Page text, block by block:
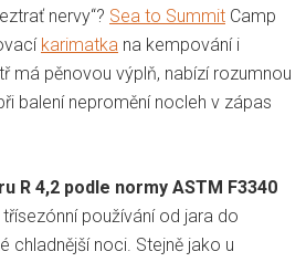
nervy“? Sea to Summit Camp
karimatka na kempování i
má pěnovou výplň, nabízí rozumnou
balení nepromění nocleh v zápas
R 4,2 podle normy ASTM F3340
používání od jara do
chladnější noci. Stejně jako u